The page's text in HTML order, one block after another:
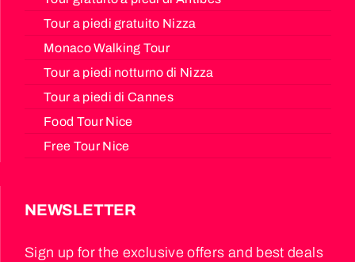
Tour a piedi gratuito Nizza
Monaco Walking Tour
Tour a piedi notturno di Nizza
Tour a piedi di Cannes
Food Tour Nice
Free Tour Nice
NEWSLETTER
Sign up for the exclusive offers and best deals